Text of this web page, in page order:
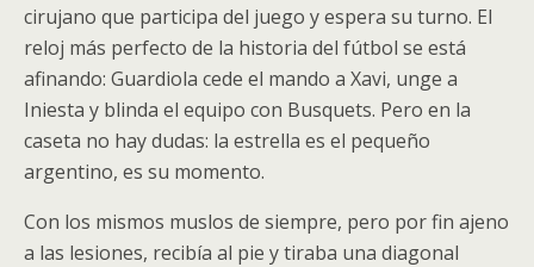
cirujano que participa del juego y espera su turno. El
reloj más perfecto de la historia del fútbol se está
afinando: Guardiola cede el mando a Xavi, unge a
Iniesta y blinda el equipo con Busquets. Pero en la
caseta no hay dudas: la estrella es el pequeño
argentino, es su momento.
Con los mismos muslos de siempre, pero por fin ajeno
a las lesiones, recibía al pie y tiraba una diagonal